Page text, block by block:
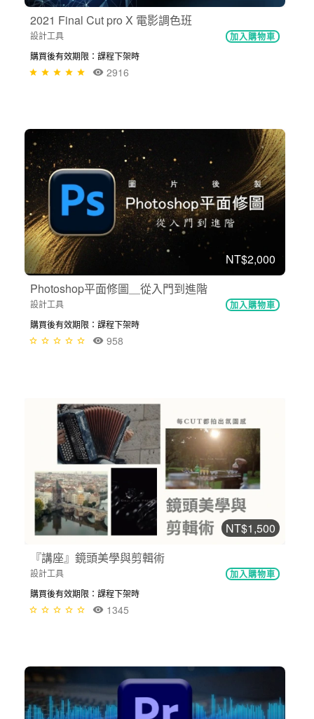
2021 Final Cut pro X 電影調色班
設計工具 加入購物車
購買後有效期限：課程下架時
2916
NT$2,000
Photoshop平面修圖＿從入門到進階
設計工具 加入購物車
購買後有效期限：課程下架時
958
NT$1,500
『講座』鏡頭美學與剪輯術
設計工具 加入購物車
購買後有效期限：課程下架時
1345